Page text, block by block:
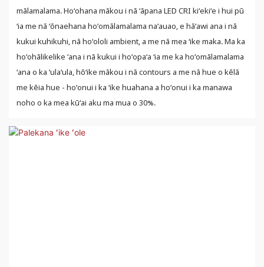
mālamalama. Hoʻohana mākou i nā ʻāpana LED CRI kiʻekiʻe i hui pū
ʻia me nā ʻōnaehana hoʻomālamalama naʻauao, e hāʻawi ana i nā
kukui kuhikuhi, nā hoʻololi ambient, a me nā mea ʻike maka. Ma ka
hoʻohālikelike ʻana i nā kukui i hoʻopaʻa ʻia me ka hoʻomālamalama
ʻana o ka ʻulaʻula, hōʻike mākou i nā contours a me nā hue o kēlā
me kēia hue - hoʻonui i ka ʻike huahana a hoʻonui i ka manawa
noho o ka mea kūʻai aku ma mua o 30%.